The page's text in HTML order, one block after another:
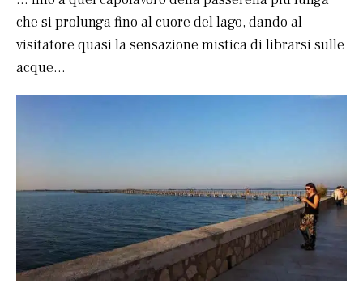
che si prolunga fino al cuore del lago, dando al
visitatore quasi la sensazione mistica di librarsi sulle
acque…